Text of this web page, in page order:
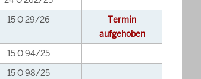
15 O 29/26
Termin
aufgehoben
15 O 94/25
15 O 98/25